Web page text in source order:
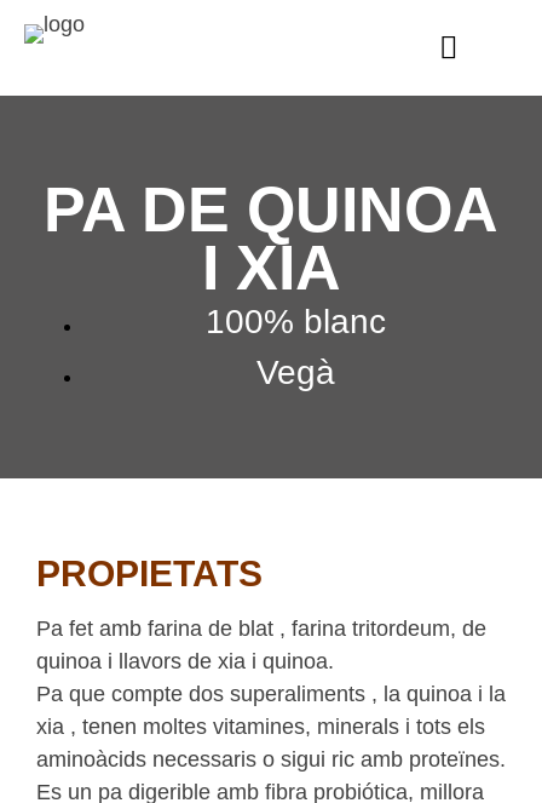
PA DE QUINOA
I XIA
100% blanc
Vegà
PROPIETATS
Pa fet amb farina de blat , farina tritordeum, de
quinoa i llavors de xia i quinoa.
Pa que compte dos superaliments , la quinoa i la
xia , tenen moltes vitamines, minerals i tots els
aminoàcids necessaris o sigui ric amb proteïnes.
Es un pa digerible amb fibra probiótica, millora